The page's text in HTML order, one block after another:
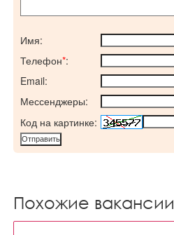
Имя:
Телефон*:
Email:
Мессенджеры:
Код на картинке:
Похожие вакансии